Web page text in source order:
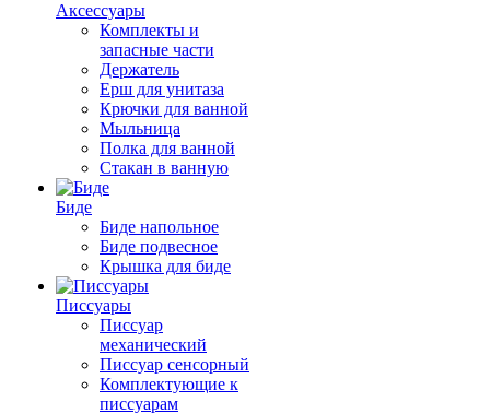
Аксессуары
Комплекты и
запасные части
Держатель
Ерш для унитаза
Крючки для ванной
Мыльница
Полка для ванной
Стакан в ванную
Биде
Биде напольное
Биде подвесное
Крышка для биде
Писсуары
Писсуар
механический
Писсуар сенсорный
Комплектующие к
писсуарам